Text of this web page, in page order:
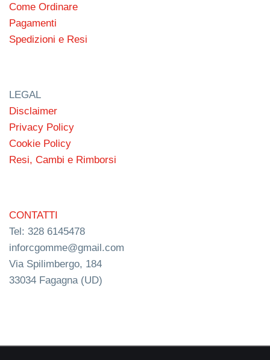
Come Ordinare
Pagamenti
Spedizioni e Resi
LEGAL
Disclaimer
Privacy Policy
Cookie Policy
Resi, Cambi e Rimborsi
CONTATTI
Tel: 328 6145478
inforcgomme@gmail.com
Via Spilimbergo, 184
33034 Fagagna (UD)